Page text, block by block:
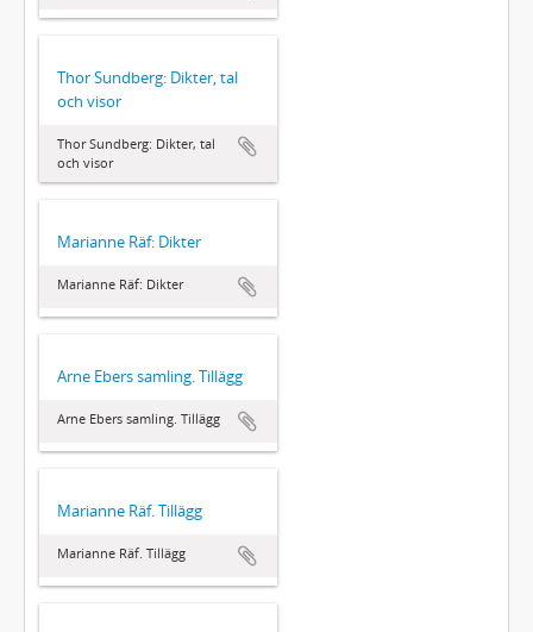
Thor Sundberg: Dikter, tal
och visor
Thor Sundberg: Dikter, tal
och visor
Marianne Räf: Dikter
Marianne Räf: Dikter
Arne Ebers samling. Tillägg
Arne Ebers samling. Tillägg
Marianne Räf. Tillägg
Marianne Räf. Tillägg